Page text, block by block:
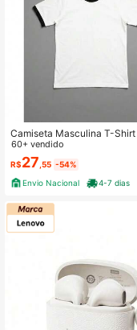
Camiseta Masculina T-Shirt
emium Básica Confortável
Casual Bicolor
60+ vendido
R$27,55 -54%
Envio Nacional
4-7 dias